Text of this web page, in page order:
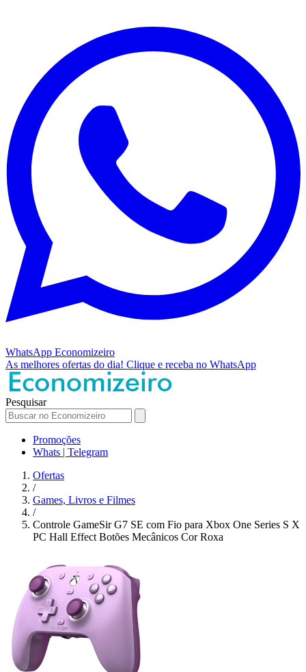
WhatsApp Economizeiro
As melhores ofertas do dia! Clique e receba no WhatsApp
Pesquisar
Promoções
Whats | Telegram
Ofertas
/
Games, Livros e Filmes
/
Controle GameSir G7 SE com Fio para Xbox One Series S X
PC Hall Effect Botões Mecânicos Cor Roxa